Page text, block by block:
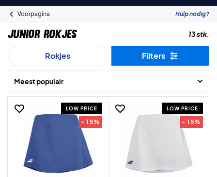
Voorpagina Hulp nodig?
Junior rokjes 13 stk.
Rokjes Filters
Meest populair
LOW PRICE
- 15%
LOW PRICE
- 15%